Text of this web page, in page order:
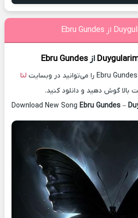
ازEbru Gundes
لنا
بالا گوش دهید و دانلود کنید.
Download New Song Ebru Gundes –